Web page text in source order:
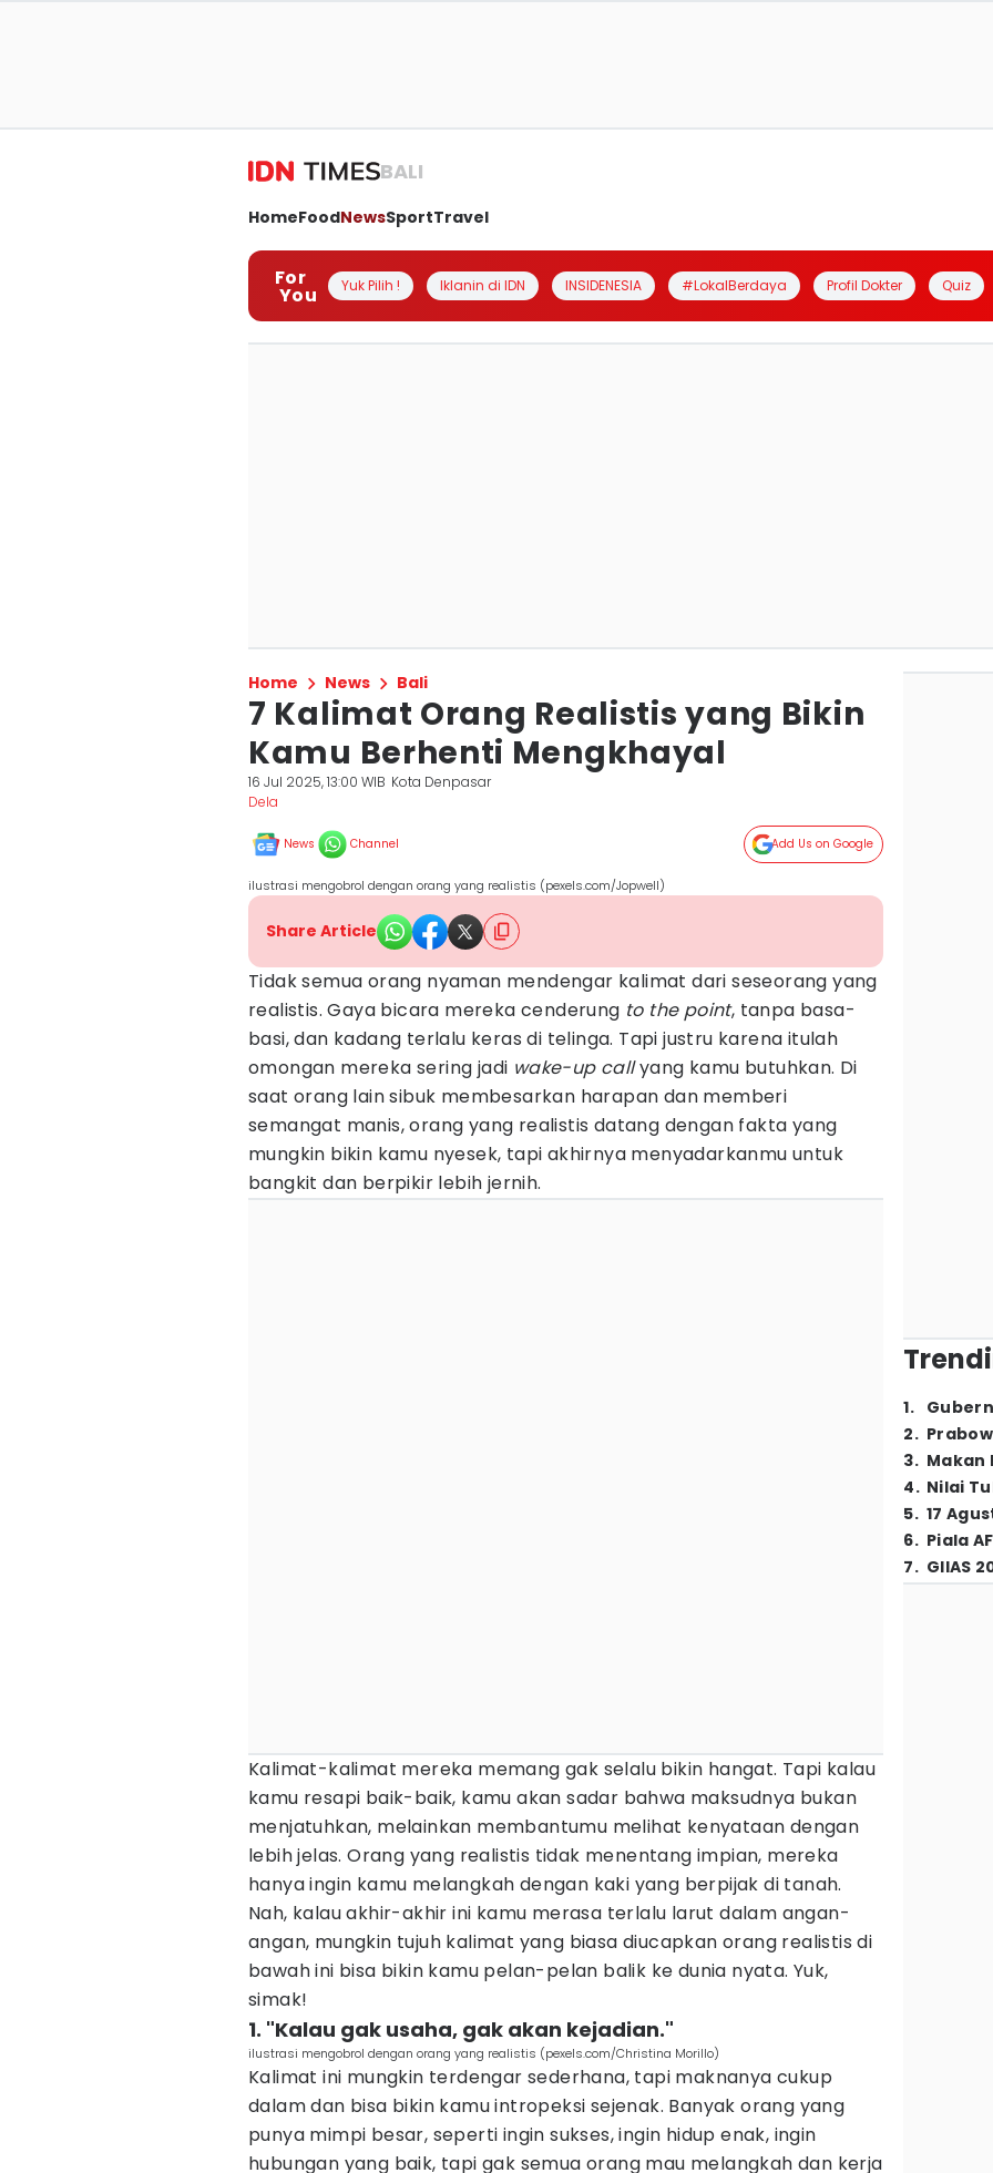
BALI
HomeFoodNewsSportTravel
For
You Yuk Pilih ! Iklanin di IDN INSIDENESIA #LokalBerdaya Profil Dokter Quiz
Home News Bali
7 Kalimat Orang Realistis yang Bikin
Kamu Berhenti Mengkhayal
16 Jul 2025, 13:00 WIB Kota Denpasar
Dela ‎
News Channel Add Us on Google
ilustrasi mengobrol dengan orang yang realistis (pexels.com/Jopwell)
Share Article
Tidak semua orang nyaman mendengar kalimat dari seseorang yang
realistis. Gaya bicara mereka cenderung to the point, tanpa basa-
basi, dan kadang terlalu keras di telinga. Tapi justru karena itulah
omongan mereka sering jadi wake-up callyang kamu butuhkan. Di
saat orang lain sibuk membesarkan harapan dan memberi
semangat manis, orang yang realistis datang dengan fakta yang
mungkin bikin kamu nyesek, tapi akhirnya menyadarkanmu untuk
bangkit dan berpikir lebih jernih.
Kalimat-kalimat mereka memang gak selalu bikin hangat. Tapi kalau
kamu resapi baik-baik, kamu akan sadar bahwa maksudnya bukan
menjatuhkan, melainkan membantumu melihat kenyataan dengan
lebih jelas. Orang yang realistis tidak menentang impian, mereka
hanya ingin kamu melangkah dengan kaki yang berpijak di tanah.
Nah, kalau akhir-akhir ini kamu merasa terlalu larut dalam angan-
angan, mungkin tujuh kalimat yang biasa diucapkan orang realistis di
bawah ini bisa bikin kamu pelan-pelan balik ke dunia nyata. Yuk,
simak!
1. "Kalau gak usaha, gak akan kejadian."
ilustrasi mengobrol dengan orang yang realistis (pexels.com/Christina Morillo)
Kalimat ini mungkin terdengar sederhana, tapi maknanya cukup
dalam dan bisa bikin kamu intropeksi sejenak. Banyak orang yang
punya mimpi besar, seperti ingin sukses, ingin hidup enak, ingin
hubungan yang baik, tapi gak semua orang mau melangkah dan kerja
1.
2.
3. Makan
4. Nilai
5. 17
6. Piala
7. GIIAS